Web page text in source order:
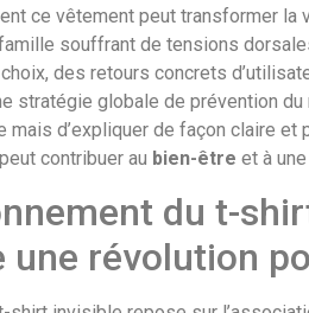
cas cliniques et alternatives
et précautions
et outils complémentaires
d’utilisation, entretien et
au quotidien et ergonomie du poste
mode et perspectives
ce vêtement peut transformer la
famille souffrant de tensions
des retours concrets
stratégie globale de prévention
mais d’expliquer de façon claire et
contribuer au bien-être et à une
du t-
une révolution